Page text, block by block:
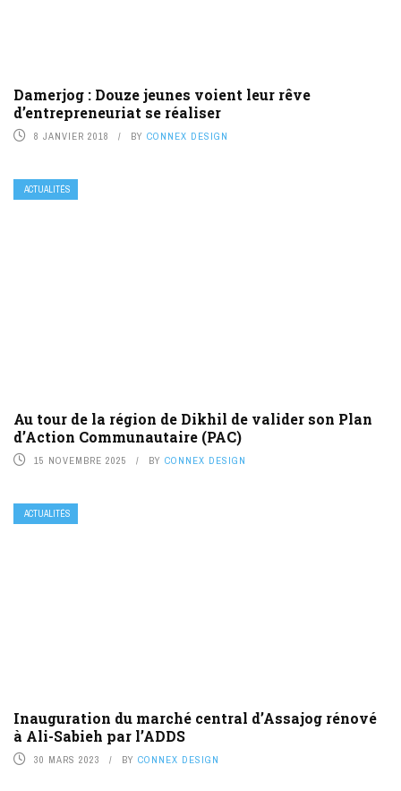
Damerjog : Douze jeunes voient leur rêve
d’entrepreneuriat se réaliser
8 JANVIER 2018 BY CONNEX DESIGN
ACTUALITÉS
Au tour de la région de Dikhil de valider son Plan
d’Action Communautaire (PAC)
15 NOVEMBRE 2025 BY CONNEX DESIGN
ACTUALITÉS
Inauguration du marché central d’Assajog rénové
à Ali-Sabieh par l’ADDS
30 MARS 2023 BY CONNEX DESIGN